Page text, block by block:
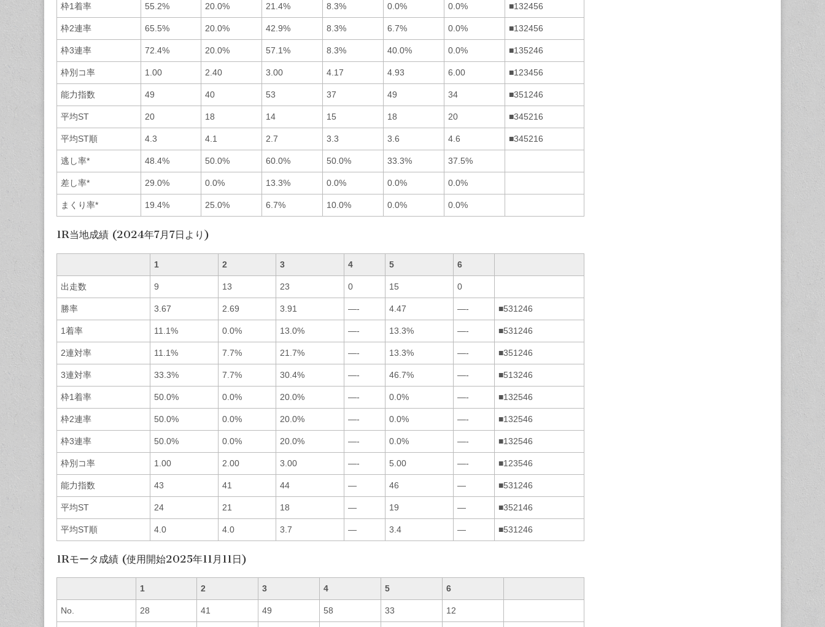
枠1着率 55.2% 20.0% 21.4% 8.3% 0.0% 0.0% ■132456
枠2連率 65.5% 20.0% 42.9% 8.3% 6.7% 0.0% ■132456
枠3連率 72.4% 20.0% 57.1% 8.3% 40.0% 0.0% ■135246
枠別コ率 1.00 2.40 3.00 4.17 4.93 6.00 ■123456
能力指数 49 40 53 37 49 34 ■351246
平均ST 20 18 14 15 18 20 ■345216
平均ST順 4.3 4.1 2.7 3.3 3.6 4.6 ■345216
逃し率* 48.4% 50.0% 60.0% 50.0% 33.3% 37.5%
差し率* 29.0% 0.0% 13.3% 0.0% 0.0% 0.0%
まくり率* 19.4% 25.0% 6.7% 10.0% 0.0% 0.0%
1R当地成績 (2024年7月7日より)
1 2 3 4 5 6
出走数 9 13 23 0 15 0
勝率 3.67 2.69 3.91 —- 4.47 —- ■531246
1着率 11.1% 0.0% 13.0% —- 13.3% —- ■531246
2連対率 11.1% 7.7% 21.7% —- 13.3% —- ■351246
3連対率 33.3% 7.7% 30.4% —- 46.7% —- ■513246
枠1着率 50.0% 0.0% 20.0% —- 0.0% —- ■132546
枠2連率 50.0% 0.0% 20.0% —- 0.0% —- ■132546
枠3連率 50.0% 0.0% 20.0% —- 0.0% —- ■132546
枠別コ率 1.00 2.00 3.00 —- 5.00 —- ■123546
能力指数 43 41 44 — 46 — ■531246
平均ST 24 21 18 — 19 — ■352146
平均ST順 4.0 4.0 3.7 — 3.4 — ■531246
1Rモータ成績 (使用開始2025年11月11日)
1 2 3 4 5 6
No. 28 41 49 58 33 12